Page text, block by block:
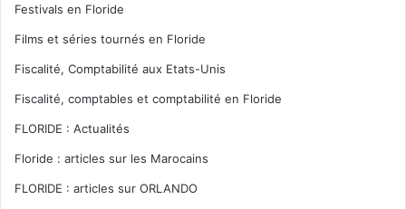
Festivals en Floride
Films et séries tournés en Floride
Fiscalité, Comptabilité aux Etats-Unis
Fiscalité, comptables et comptabilité en Floride
FLORIDE : Actualités
Floride : articles sur les Marocains
FLORIDE : articles sur ORLANDO